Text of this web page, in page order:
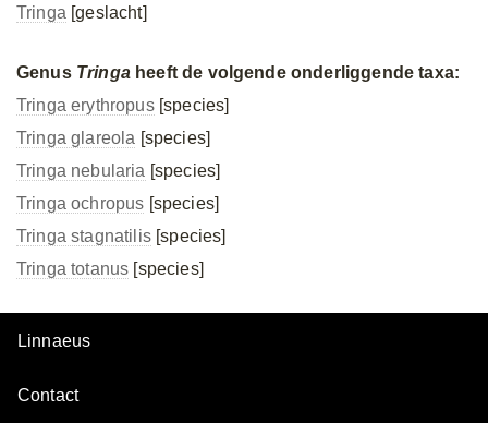
Tringa [geslacht]
Genus Tringaheeft de volgende onderliggende taxa:
Tringa erythropus[species]
Tringa glareola [species]
Tringa nebularia [species]
Tringa ochropus [species]
Tringa stagnatilis[species]
Tringa totanus [species]
Linnaeus
Contact